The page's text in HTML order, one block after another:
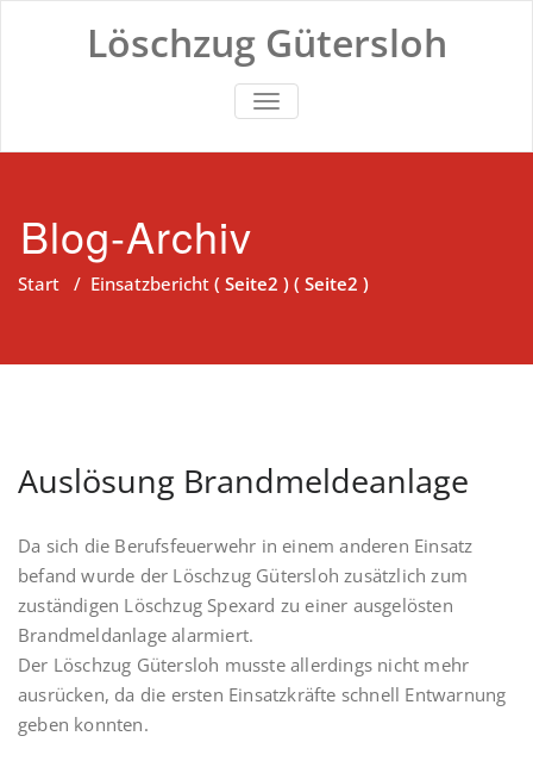
Löschzug Gütersloh
TOGGLE NAVIGATION
Blog-Archiv
Start / Einsatzbericht ( Seite2 ) ( Seite2 )
Auslösung Brandmeldeanlage
Da sich die Berufsfeuerwehr in einem anderen Einsatz
befand wurde der Löschzug Gütersloh zusätzlich zum
zuständigen Löschzug Spexard zu einer ausgelösten
Brandmeldanlage alarmiert.
Der Löschzug Gütersloh musste allerdings nicht mehr
ausrücken, da die ersten Einsatzkräfte schnell Entwarnung
geben konnten.